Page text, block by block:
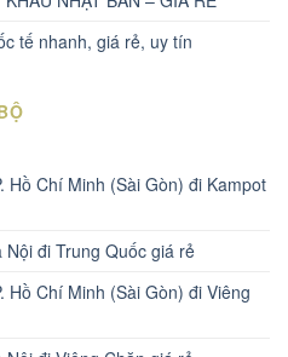
tế nhanh, giá rẻ, uy tín
Hồ Chí Minh (Sài Gòn) đi Kampot
đi Trung Quốc giá rẻ
Hồ Chí Minh (Sài Gòn) đi Viêng